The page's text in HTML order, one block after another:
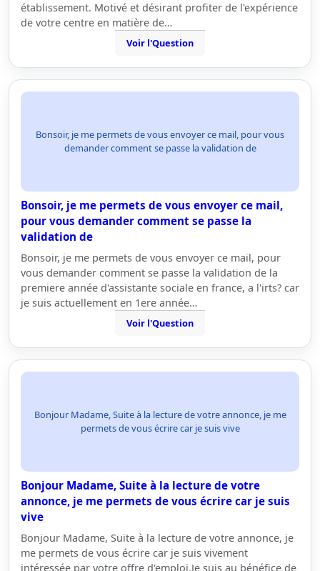
établissement. Motivé et désirant profiter de l'expérience
de votre centre en matière de…
Voir l'Question
Bonsoir, je me permets de vous envoyer ce mail, pour vous
demander comment se passe la validation de
Bonsoir, je me permets de vous envoyer ce mail,
pour vous demander comment se passe la
validation de
Bonsoir, je me permets de vous envoyer ce mail, pour
vous demander comment se passe la validation de la
premiere année d'assistante sociale en france, a l'irts? car
je suis actuellement en 1ere année…
Voir l'Question
Bonjour Madame, Suite à la lecture de votre annonce, je me
permets de vous écrire car je suis vive
Bonjour Madame, Suite à la lecture de votre
annonce, je me permets de vous écrire car je suis
vive
Bonjour Madame, Suite à la lecture de votre annonce, je
me permets de vous écrire car je suis vivement
intéressée par votre offre d'emploi.Je suis au bénéfice de